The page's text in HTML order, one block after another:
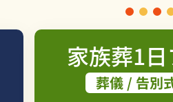
家族葬1
葬儀 / 告別